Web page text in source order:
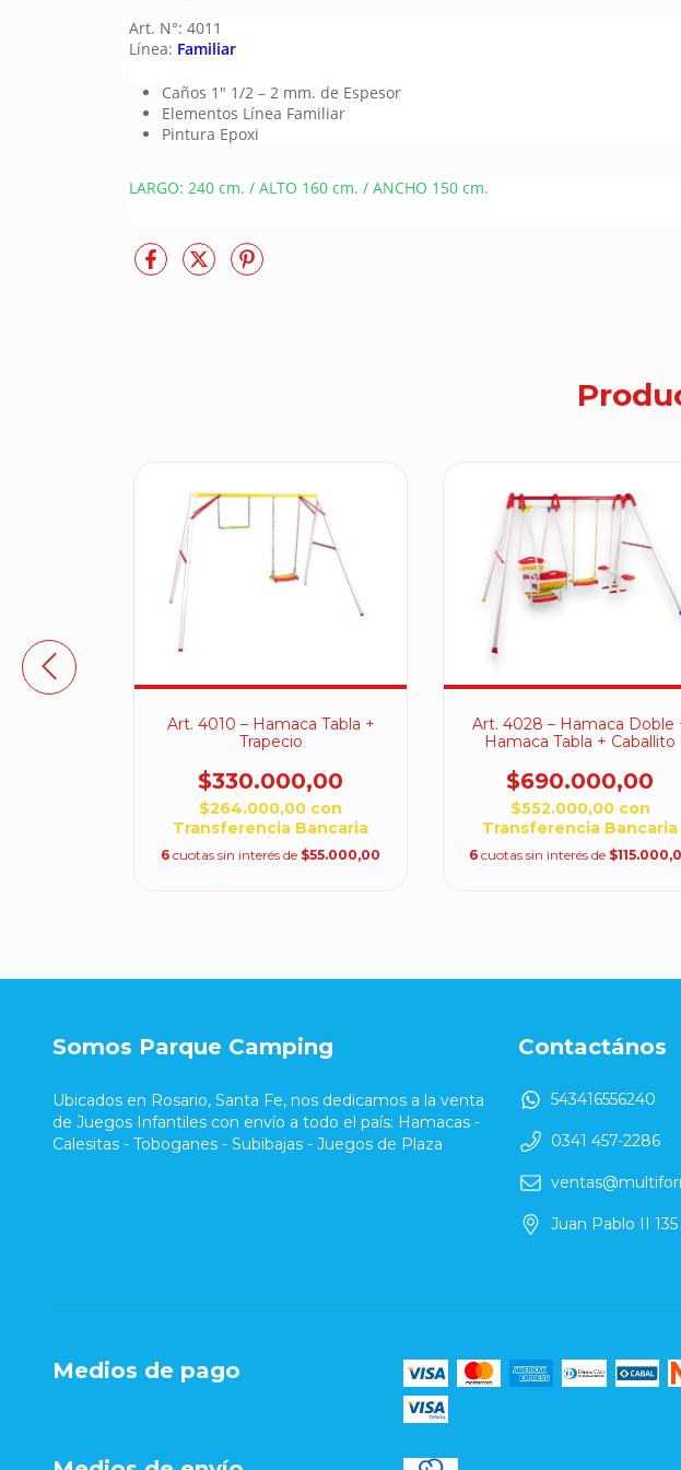
Art. N°: 4011
Línea: Familiar
Caños 1″ 1/2 – 2 mm. de Espesor
Elementos Línea Familiar
Pintura Epoxi
LARGO: 240 cm. / ALTO 160 cm. / ANCHO 150 cm.
Art. 4010 – Hamaca Tabla +
Trapecio
$330.000,00
$264.000,00 con
Transferencia Bancaria
6 cuotas sin interés de $55.000,00
Art. 4028 – Hamaca Doble
Hamaca Tabla + Caballito
$690.000,00
$552.000,00 con
Transferencia Bancaria
6 cuotas sin interés de
Somos Parque Camping
Ubicados en Rosario, Santa Fe, nos dedicamos a la venta
de Juegos Infantiles con envío a todo el país: Hamacas -
Calesitas - Toboganes - Subibajas - Juegos de Plaza
Contactános
543416556240
0341 457-2286
Juan Pablo II
Medios de pago